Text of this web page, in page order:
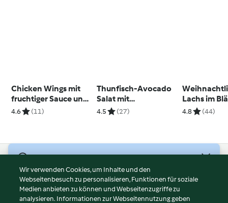
Chicken Wings mit
fruchtiger Sauce und
Gemüse
4.6 (11)
Thunfisch-Avocado
Salat mit
fermentierten
4.5 (27)
Lachs im
mit
4.8 (44)
Nutzungsbedingungen
Datenschutzrichtlinien
Wir verwenden Cookies, um Inhalte und den
Webseitenbesuch zu personalisieren, Funktionen für soziale
Medien anbieten zu können und Webseitenzugriffe zu
analysieren. Informationen zur Webseitennutzung geben